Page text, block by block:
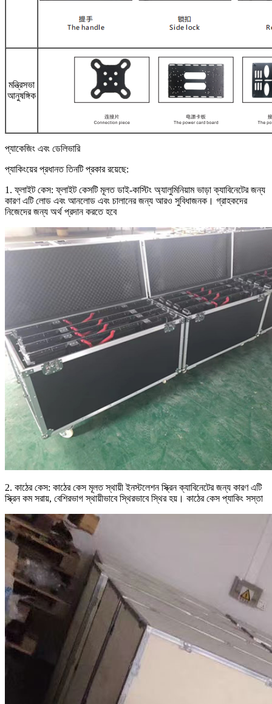
মন্ত্রিসভা
আনুষঙ্গিক
প্যাকেজিং এবং ডেলিভারি
প্যাকিংয়ের প্রধানত তিনটি প্রকার রয়েছে:
1. ফ্লাইট কেস: ফ্লাইট কেসটি মূলত ডাই-কাস্টিং অ্যালুমিনিয়াম ভাড়া ক্যাবিনেটের জন্য
কারণ এটি লোড এবং আনলোড এবং চালানের জন্য আরও সুবিধাজনক। গ্রাহকদের
নিজেদের জন্য অর্থ প্রদান করতে হবে
2. কাঠের কেস: কাঠের কেস মূলত স্থায়ী ইনস্টলেশন স্ক্রিন ক্যাবিনেটের জন্য কারণ এটি
স্ক্রিন কম সরায়, বেশিরভাগ স্থায়ীভাবে স্থিরভাবে স্থির হয়। কাঠের কেস প্যাকিং সস্তা